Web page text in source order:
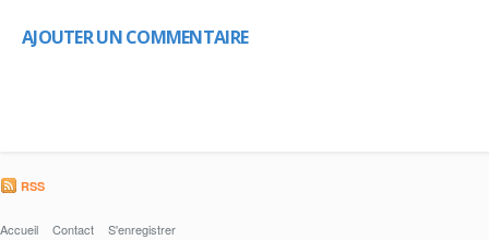
AJOUTER UN COMMENTAIRE
RSS
Accueil Contact
S'enregistrer